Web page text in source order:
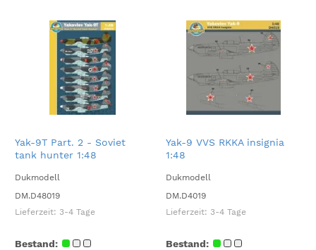
Yak-9T Part. 2 - Soviet
tank hunter 1:48
Dukmodell
DM.D48019
Lieferzeit: 3-4 Tage
Bestand:
Yak-9 VVS RKKA insignia
1:48
Dukmodell
DM.D4019
Lieferzeit: 3-4 Tage
Bestand: